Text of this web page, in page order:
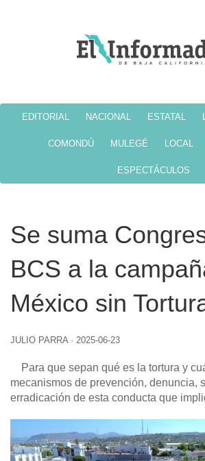
EDITORIAL NACIONAL ESTATAL
COMONDÚ MULEGÉ LOCAL
ESPECTÁCULOS
Se suma
BCS a la
México sin
JULIO PARRA · 2025-06-23
Para que sepan qué es la tortura y
mecanismos de prevención, denuncia,
erradicación de esta conducta que